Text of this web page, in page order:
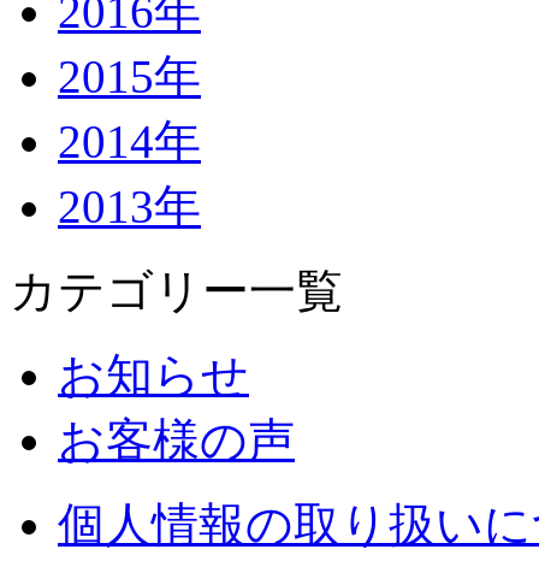
2016年
2015年
2014年
2013年
カテゴリー一覧
お知らせ
お客様の声
個人情報の取り扱い